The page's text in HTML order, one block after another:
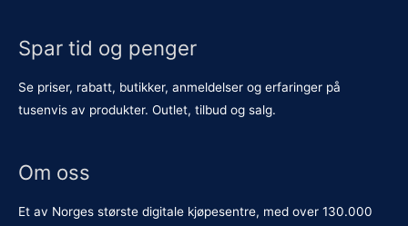
Spar tid og penger
Se priser, rabatt, butikker, anmeldelser og erfaringer på
tusenvis av produkter. Outlet, tilbud og salg.
Om oss
Et av Norges største digitale kjøpesentre, med over 130.000